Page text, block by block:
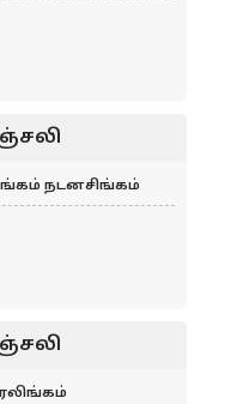
நடனசிங்கம்